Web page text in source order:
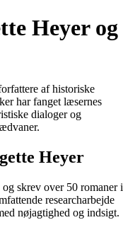
Heyer og
af historiske
har fanget læsernes
dialoger og
Heyer
skrev over 50 romaner i
researcharbejde
nøjagtighed og indsigt.